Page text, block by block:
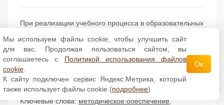
При реализации учебного процесса в образовательных
использование глобальной сети Интернет,
ведомственной информационно-
телекоммуникационной системы, внутренней
локальной сети ресурсов дистанционного обучения.
Ключевые слова: методическое обеспечение,
Мы используем файлы cookie, чтобы улучшить сайт
для вас. Продолжая пользоваться сайтом, вы
соглашаетесь с Политикой использования файлов
cookie
К сайту подключен сервис Яндекс.Метрика, который
также использует файлы cookie (подробнее)
Ок